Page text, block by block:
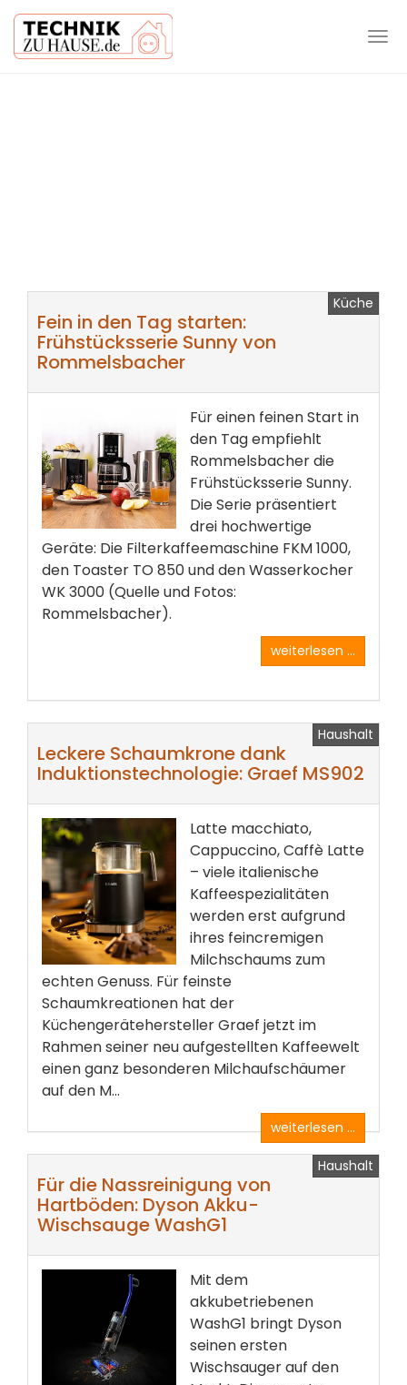
Küche
Fein in den Tag starten:
Frühstücksserie Sunny von
Rommelsbacher
Für einen feinen Start in
den Tag empfiehlt
Rommelsbacher die
Frühstücksserie Sunny.
Die Serie präsentiert
drei hochwertige
Geräte: Die Filterkaffeemaschine FKM 1000,
den Toaster TO 850 und den Wasserkocher
WK 3000 (Quelle und Fotos:
Rommelsbacher).
weiterlesen ...
Haushalt
Leckere Schaumkrone dank
Induktionstechnologie: Graef MS902
Latte macchiato,
Cappuccino, Caffè Latte
– viele italienische
Kaffeespezialitäten
werden erst aufgrund
ihres feincremigen
Milchschaums zum
echten Genuss. Für feinste
Schaumkreationen hat der
Küchengerätehersteller Graef jetzt im
Rahmen seiner neu aufgestellten Kaffeewelt
einen ganz besonderen Milchaufschäumer
auf den M...
weiterlesen ...
Haushalt
Für die Nassreinigung von
Hartböden: Dyson Akku-
Wischsauge WashG1
Mit dem
akkubetriebenen
WashG1 bringt Dyson
seinen ersten
Wischsauger auf den